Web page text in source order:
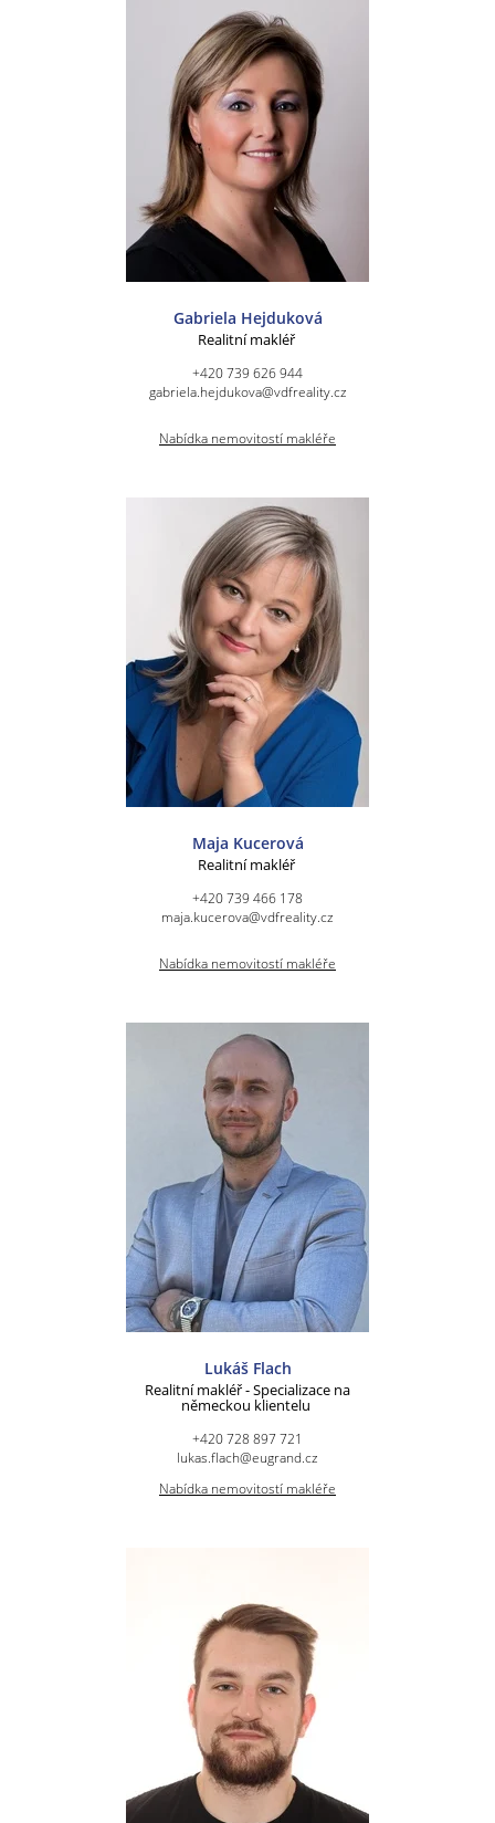
Gabriela Hejduková
Realitní makléř
+420 739 626 944
gabriela.hejdukova@vdfreality.cz
Nabídka nemovitostí makléře
Maja Kucerová
Realitní makléř
+420 739 466 178
maja.kucerova@vdfreality.cz
Nabídka nemovitostí makléře
Lukáš Flach
Realitní makléř - Specializace na
německou klientelu
+420 728 897 721
lukas.flach@eugrand.cz
Nabídka nemovitostí makléře